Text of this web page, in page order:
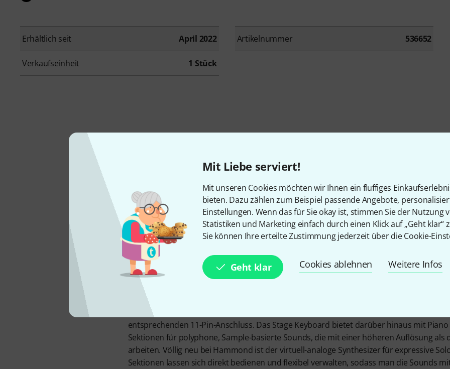
Mit Liebe serviert!
Mit unseren Cookies möchten wir Ihnen ein fluffiges
bieten. Dazu zählen zum Beispiel passende Angebote,
Einstellungen. Wenn das für Sie okay ist, stimmen Sie der Nutzung
Statistiken und Marketing einfach durch einen Klick auf „Geht klar“
Sie können Ihre erteilte Zustimmung jederzeit über die Cookie-
Geht klar Cookies ablehnen Weitere Infos
Erhältlich seit April 2022 Artikelnummer 536652
Verkaufseinheit 1 Stück
Hammond-
auf zwei
SKX Pro ist die zweimanualige Version des Stage Keyboards SK Pro. Es verfügt über vier
den gängigsten Sounds für Pop, Rock und Jazz. Die Engine der Zugriegel-Orgel basiert
Zusätzlich sind aber auch Modelle von Transistor-Orgeln und eine Pfeifenorgel
entwickeltes, digitales Leslie integriert, aber wer Wert auf ein echtes Leslie legt, findet am
entsprechenden 11-Pin-Anschluss. Das Stage Keyboard bietet darüber hinaus mit
Sektionen für polyphone, Sample-basierte Sounds, die mit einer höheren Auflösung als
arbeiten. Völlig neu bei Hammond ist der virtuell-analoge Synthesizer für expressive
Sektionen lassen sich direkt bedienen und flexibel verwalten, sodass man die Sounds